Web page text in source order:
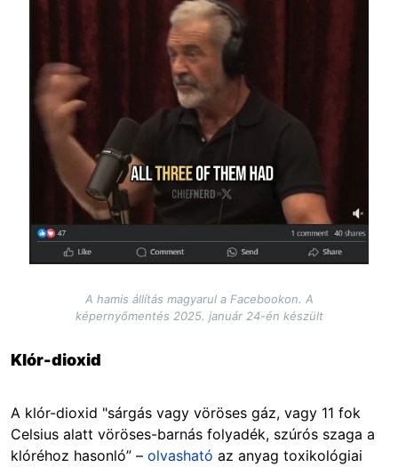
A hamis állítás magyarul a Facebookon. A
képernyőmentés 2025. január 24-én készült
Klór-dioxid
A klór-dioxid "sárgás vagy vöröses gáz, vagy 11 fok
Celsius alatt vöröses-barnás folyadék, szúrós szaga a
klóréhoz hasonló” – olvasható az anyag toxikológiai